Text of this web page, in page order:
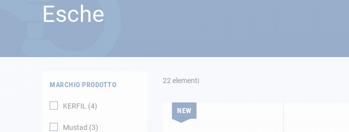
Esche
22 elementi
NEW
MARCHIO PRODOTTO
KERFIL 4
Mustad 3